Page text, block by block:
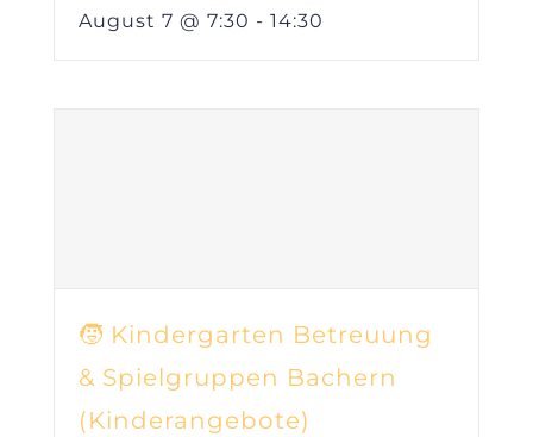
August 7 @ 7:30 - 14:30
🧒 Kindergarten Betreuung
& Spielgruppen Bachern
(Kinderangebote)